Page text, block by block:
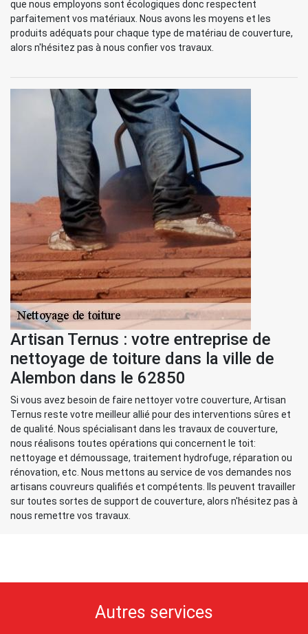
que nous employons sont écologiques donc respectent
parfaitement vos matériaux. Nous avons les moyens et les
produits adéquats pour chaque type de matériau de couverture,
alors n'hésitez pas à nous confier vos travaux.
Artisan Ternus : votre entreprise de
nettoyage de toiture dans la ville de
Alembon dans le 62850
Si vous avez besoin de faire nettoyer votre couverture, Artisan
Ternus reste votre meilleur allié pour des interventions sûres et
de qualité. Nous spécialisant dans les travaux de couverture,
nous réalisons toutes opérations qui concernent le toit:
nettoyage et démoussage, traitement hydrofuge, réparation ou
rénovation, etc. Nous mettons au service de vos demandes nos
artisans couvreurs qualifiés et compétents. Ils peuvent travailler
sur toutes sortes de support de couverture, alors n'hésitez pas à
nous remettre vos travaux.
Autres services